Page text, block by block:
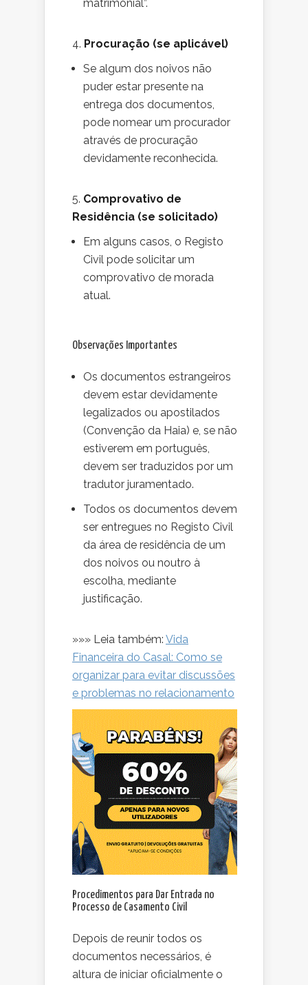
matrimonial”.
4. Procuração (se aplicável)
Se algum dos noivos não
puder estar presente na
entrega dos documentos,
pode nomear um procurador
através de procuração
devidamente reconhecida.
5. Comprovativo de
Residência (se solicitado)
Em alguns casos, o Registo
Civil pode solicitar um
comprovativo de morada
atual.
Observações Importantes
Os documentos estrangeiros
devem estar devidamente
legalizados ou apostilados
(Convenção da Haia) e, se não
estiverem em português,
devem ser traduzidos por um
tradutor juramentado.
Todos os documentos devem
ser entregues no Registo Civil
da área de residência de um
dos noivos ou noutro à
escolha, mediante
justificação.
»»» Leia também: Vida
Financeira do Casal: Como se
organizar para evitar discussões
e problemas no relacionamento
Procedimentos para Dar Entrada no
Processo de Casamento Civil
Depois de reunir todos os
documentos necessários, é
altura de iniciar oficialmente o